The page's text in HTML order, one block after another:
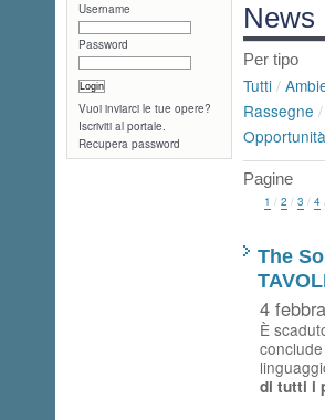
Username
Password
Vuoi inviarci le tue opere?
Iscriviti al portale.
Recupera password
News
Per tipo
Tutti /
Rassegne /
Opportunità
Pagine
1 / 2 / 3 / 4
The
4
È
di tutti i